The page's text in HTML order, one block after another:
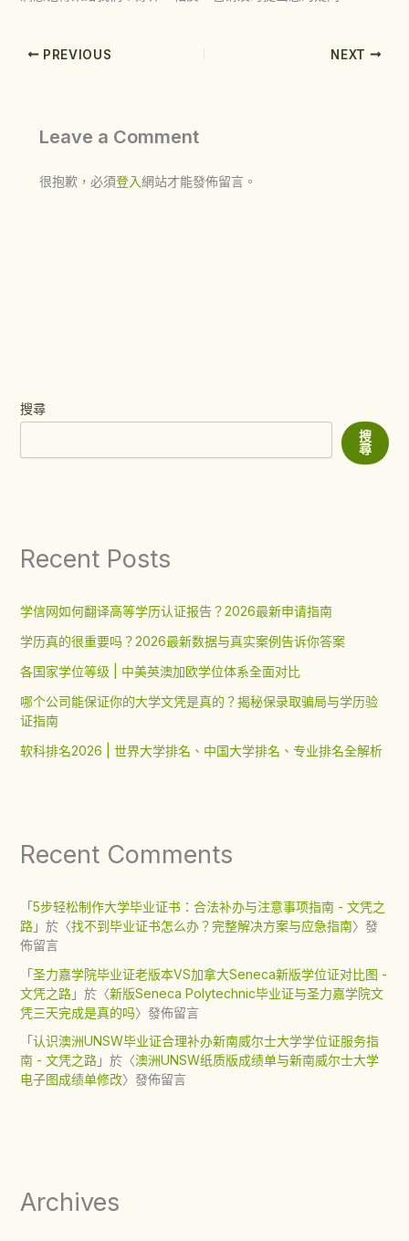
PREVIOUS NEXT
Leave a Comment
很抱歉，必須登入網站才能發佈留言。
搜尋
搜
尋
Recent Posts
学信网如何翻译高等学历认证报告？2026最新申请指南
学历真的很重要吗？2026最新数据与真实案例告诉你答案
各国家学位等级 | 中美英澳加欧学位体系全面对比
哪个公司能保证你的大学文凭是真的？揭秘保录取骗局与学历验
证指南
软科排名2026 | 世界大学排名、中国大学排名、专业排名全解析
Recent Comments
「5步轻松制作大学毕业证书：合法补办与注意事项指南 - 文凭之
路」於〈找不到毕业证书怎么办？完整解决方案与应急指南〉發
佈留言
「圣力嘉学院毕业证老版本VS加拿大Seneca新版学位证对比图 -
文凭之路」於〈新版Seneca Polytechnic毕业证与圣力嘉学院文
凭三天完成是真的吗〉發佈留言
「认识澳洲UNSW毕业证合理补办新南威尔士大学学位证服务指
南 - 文凭之路」於〈澳洲UNSW纸质版成绩单与新南威尔士大学
电子图成绩单修改〉發佈留言
Archives